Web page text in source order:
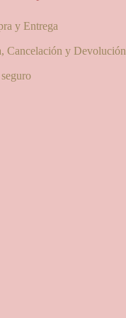
y Entrega
Cancelación y Devolución